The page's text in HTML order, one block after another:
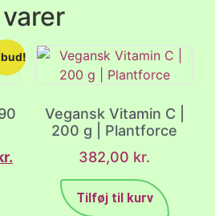
Vegansk Vitamin C |
200 g | Plantforce
382,00 kr.
Tilføj til kurv